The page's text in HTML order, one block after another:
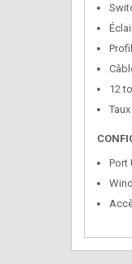
12
Port